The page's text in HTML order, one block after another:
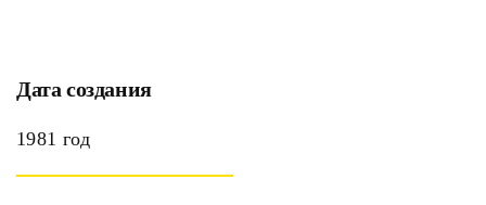
Дата создания
1981 год